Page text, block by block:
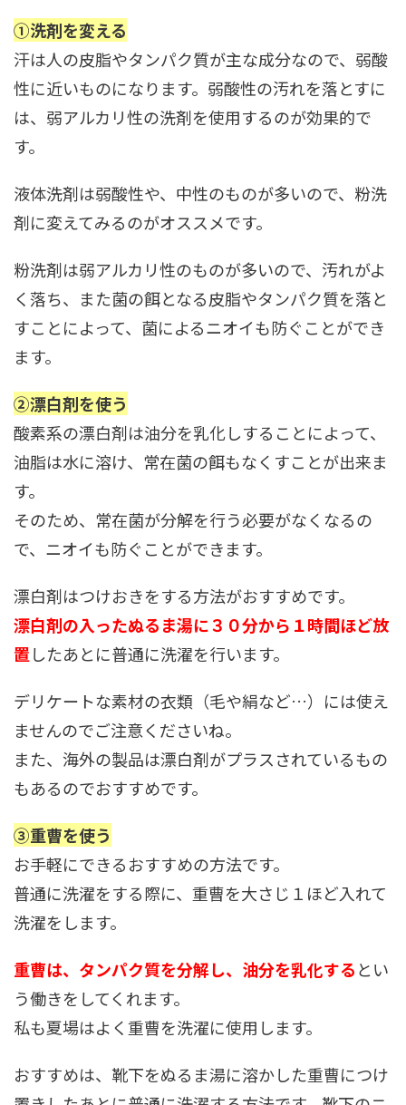
①洗剤を変える
汗は人の皮脂やタンパク質が主な成分なので、弱酸
性に近いものになります。弱酸性の汚れを落とすに
は、弱アルカリ性の洗剤を使用するのが効果的で
す。
液体洗剤は弱酸性や、中性のものが多いので、粉洗
剤に変えてみるのがオススメです。
粉洗剤は弱アルカリ性のものが多いので、汚れがよ
く落ち、また菌の餌となる皮脂やタンパク質を落と
すことによって、菌によるニオイも防ぐことができ
ます。
②漂白剤を使う
酸素系の漂白剤は油分を乳化しすることによって、
油脂は水に溶け、常在菌の餌もなくすことが出来ま
す。
そのため、常在菌が分解を行う必要がなくなるの
で、ニオイも防ぐことができます。
漂白剤はつけおきをする方法がおすすめです。
漂白剤の入ったぬるま湯に３０分から１時間ほど放
置したあとに普通に洗濯を行います。
デリケートな素材の衣類（毛や絹など…）には使え
ませんのでご注意くださいね。
また、海外の製品は漂白剤がプラスされているもの
もあるのでおすすめです。
③重曹を使う
お手軽にできるおすすめの方法です。
普通に洗濯をする際に、重曹を大さじ１ほど入れて
洗濯をします。
重曹は、タンパク質を分解し、油分を乳化するとい
う働きをしてくれます。
私も夏場はよく重曹を洗濯に使用します。
おすすめは、靴下をぬるま湯に溶かした重曹につけ